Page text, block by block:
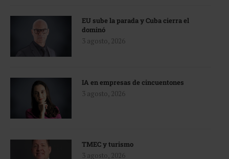
EU sube la parada y Cuba cierra el
dominó
3 agosto, 2026
IA en empresas de cincuentones
3 agosto, 2026
TMEC y turismo
3 agosto, 2026